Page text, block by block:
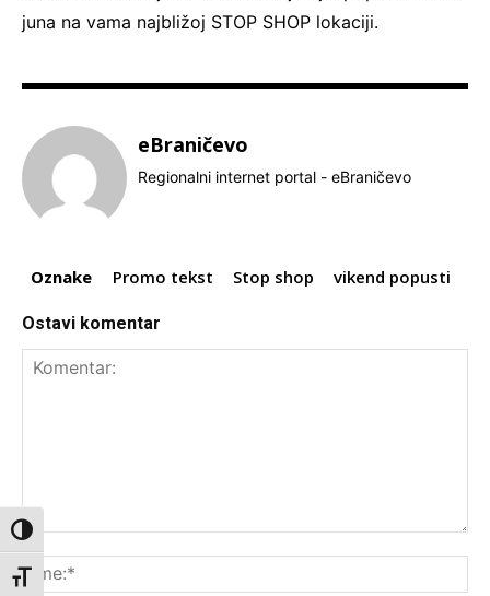
Toggle High Contrast
Toggle Font size
juna na vama najbližoj STOP SHOP lokaciji.
eBraničevo
Regionalni internet portal - eBraničevo
Oznake Promo tekst Stop shop vikend popusti
Ostavi komentar
Komentar: